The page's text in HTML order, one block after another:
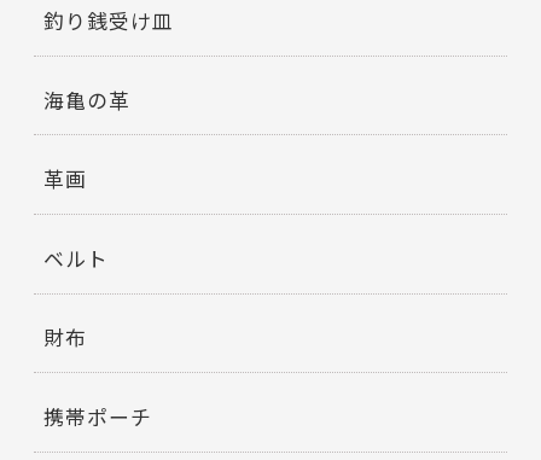
釣り銭受け皿
海亀の革
革画
ベルト
財布
携帯ポーチ